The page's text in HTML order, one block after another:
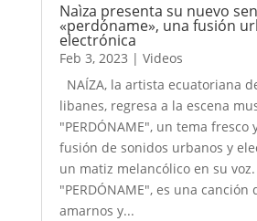
Naìza presenta su nuevo
«perdóname», una fusión
electrónica
Feb 3, 2023 | Videos
NAÍZA, la artista ecuatoriana
libanes, regresa a la escena
"PERDÓNAME", un tema fresco
fusión de sonidos urbanos y
un matiz melancólico en su voz.
"PERDÓNAME", es una canción
amarnos y...